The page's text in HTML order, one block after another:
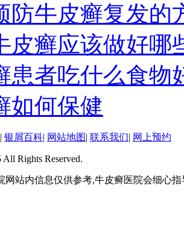
防牛皮癣复发的
皮癣应该做好哪
患者吃什么食物
如何保健
| 银屑百科| 网站地图| 联系我们| 网上预约
Rights Reserved.
网站内信息仅供参考,牛皮癣医院会细心